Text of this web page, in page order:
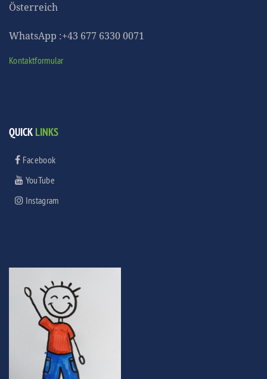
Österreich
WhatsApp :+43 677 6330 0071
Kontaktformular
QUICKLINKS
Facebook
YouTube
Instagram